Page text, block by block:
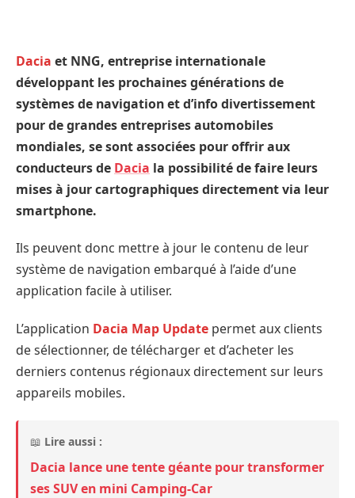
Dacia et NNG, entreprise internationale
développant les prochaines générations de
systèmes de navigation et d’info divertissement
pour de grandes entreprises automobiles
mondiales, se sont associées pour offrir aux
conducteurs de Dacia la possibilité de faire leurs
mises à jour cartographiques directement via leur
smartphone.
Ils peuvent donc mettre à jour le contenu de leur
système de navigation embarqué à l’aide d’une
application facile à utiliser.
L’application Dacia Map Update permet aux clients
de sélectionner, de télécharger et d’acheter les
derniers contenus régionaux directement sur leurs
appareils mobiles.
📖 Lire aussi :
Dacia lance une tente géante pour transformer
ses SUV en mini Camping-Car